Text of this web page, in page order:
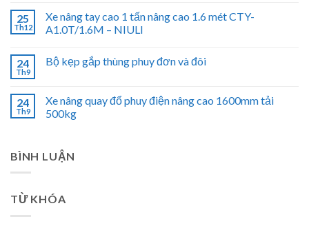
25
Th12
Xe nâng tay cao 1 tấn nâng cao 1.6 mét CTY-
A1.0T/1.6M – NIULI
24
Th9
Bộ kẹp gắp thùng phuy đơn và đôi
24
Th9
Xe nâng quay đổ phuy điện nâng cao 1600mm tải
500kg
BÌNH LUẬN
TỪ KHÓA